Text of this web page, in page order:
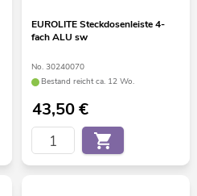
EUROLITE Steckdosenleiste 4-
fach ALU sw
No. 30240070
Bestand reicht ca. 12 Wo.
43,50€